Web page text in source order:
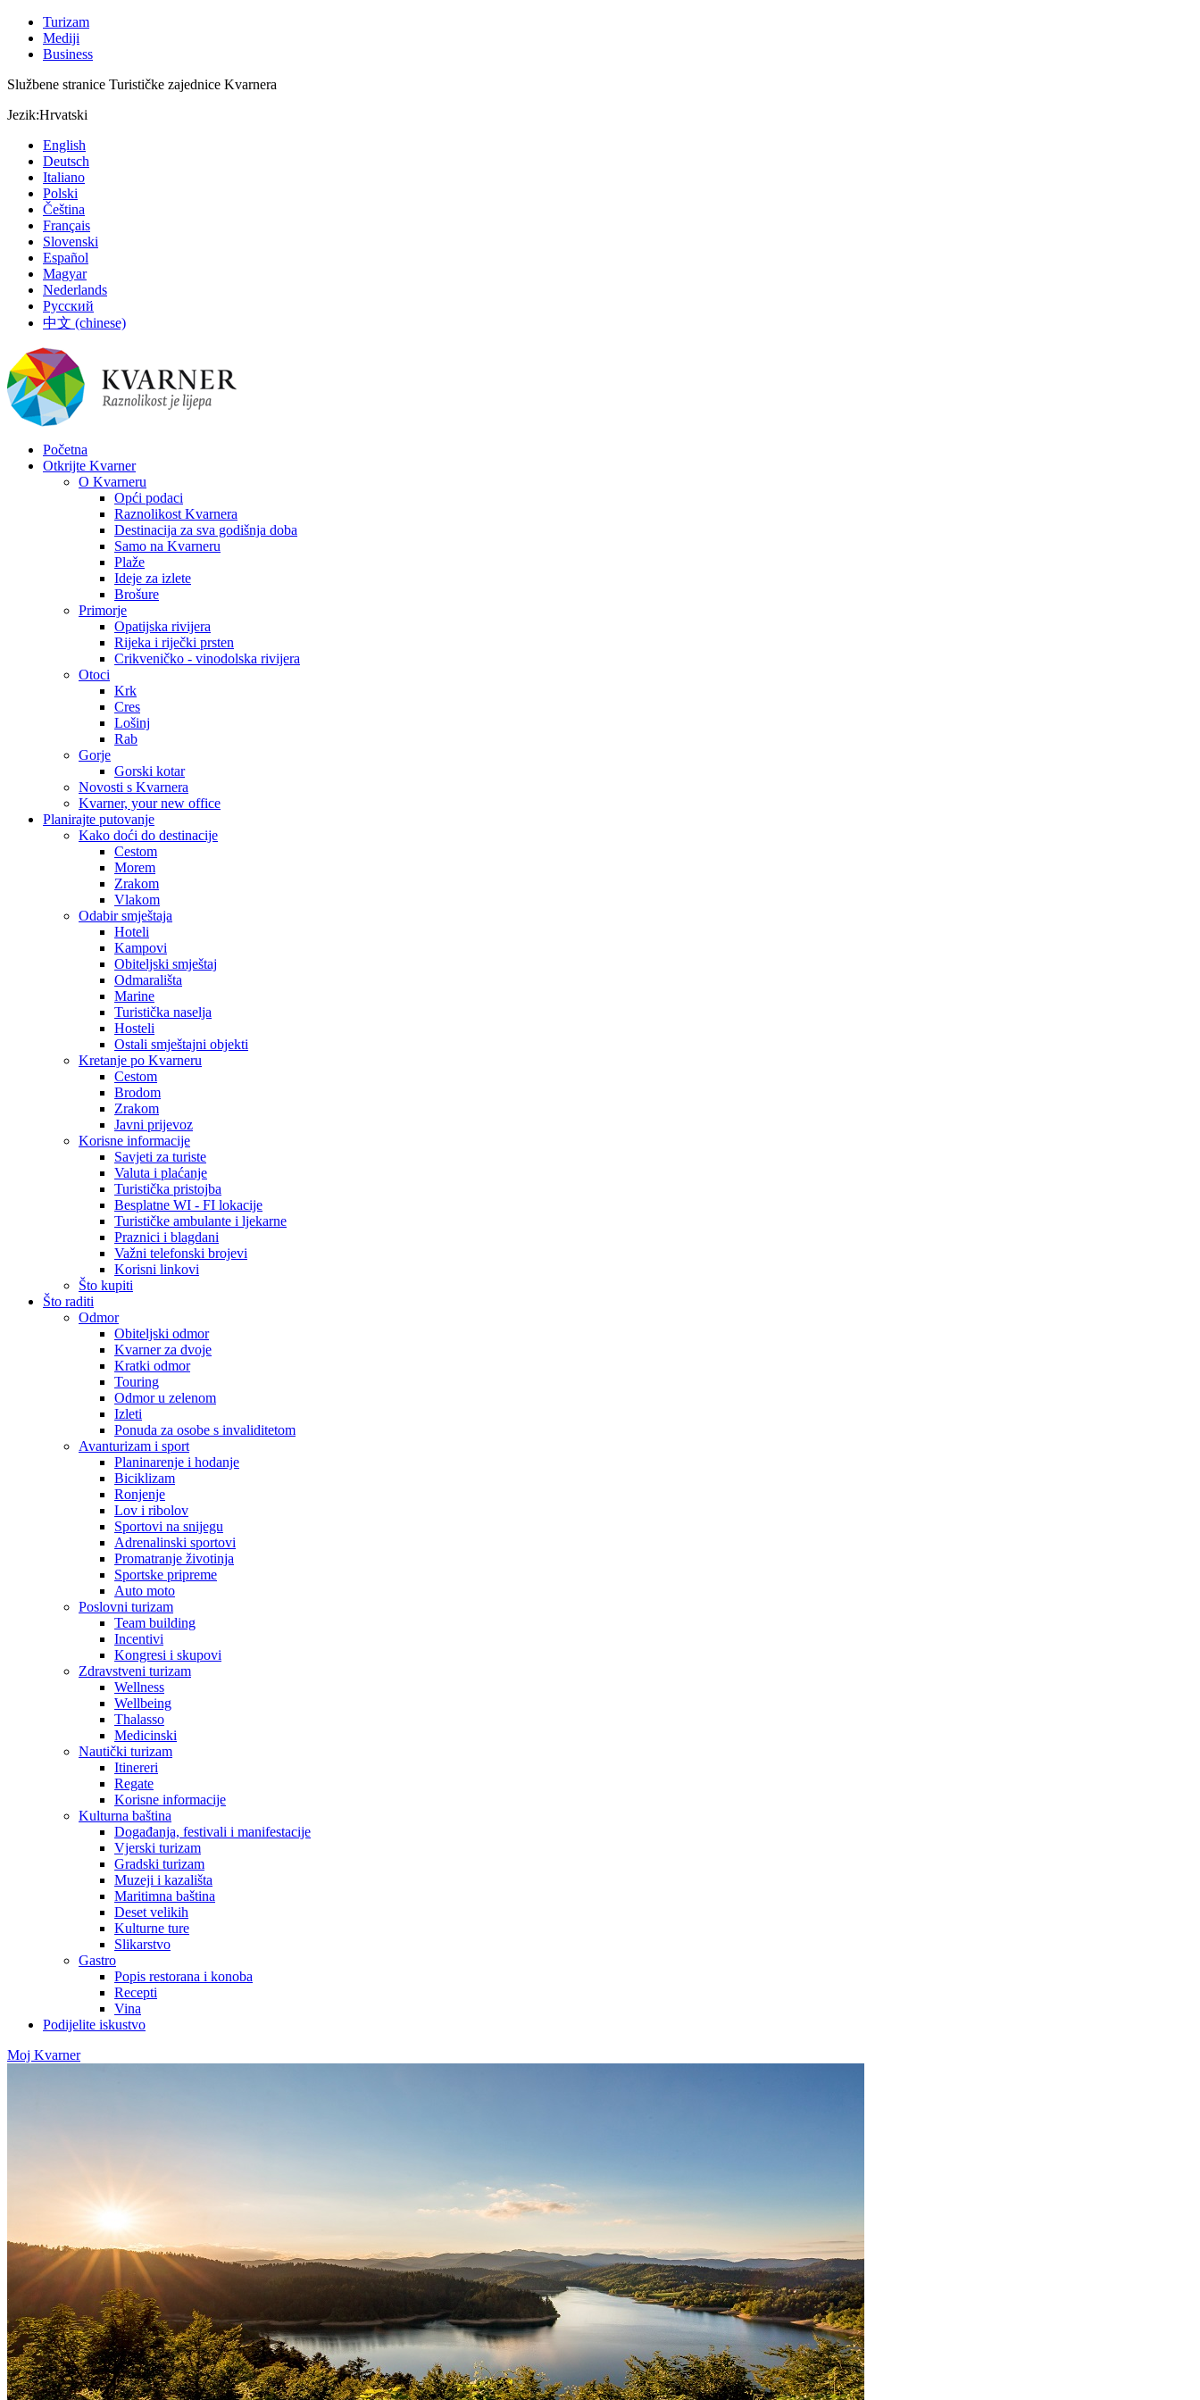
Turizam
Mediji
Business
Službene stranice Turističke zajednice Kvarnera
Jezik:Hrvatski
English
Deutsch
Italiano
Polski
Čeština
Français
Slovenski
Español
Magyar
Nederlands
Русский
中文 (chinese)
Početna
Otkrijte Kvarner
O Kvarneru
Opći podaci
Raznolikost Kvarnera
Destinacija za sva godišnja doba
Samo na Kvarneru
Plaže
Ideje za izlete
Brošure
Primorje
Opatijska rivijera
Rijeka i riječki prsten
Crikveničko - vinodolska rivijera
Otoci
Krk
Cres
Lošinj
Rab
Gorje
Gorski kotar
Novosti s Kvarnera
Kvarner, your new office
Planirajte putovanje
Kako doći do destinacije
Cestom
Morem
Zrakom
Vlakom
Odabir smještaja
Hoteli
Kampovi
Obiteljski smještaj
Odmarališta
Marine
Turistička naselja
Hosteli
Ostali smještajni objekti
Kretanje po Kvarneru
Cestom
Brodom
Zrakom
Javni prijevoz
Korisne informacije
Savjeti za turiste
Valuta i plaćanje
Turistička pristojba
Besplatne WI - FI lokacije
Turističke ambulante i ljekarne
Praznici i blagdani
Važni telefonski brojevi
Korisni linkovi
Što kupiti
Što raditi
Odmor
Obiteljski odmor
Kvarner za dvoje
Kratki odmor
Touring
Odmor u zelenom
Izleti
Ponuda za osobe s invaliditetom
Avanturizam i sport
Planinarenje i hodanje
Biciklizam
Ronjenje
Lov i ribolov
Sportovi na snijegu
Adrenalinski sportovi
Promatranje životinja
Sportske pripreme
Auto moto
Poslovni turizam
Team building
Incentivi
Kongresi i skupovi
Zdravstveni turizam
Wellness
Wellbeing
Thalasso
Medicinski
Nautički turizam
Itinereri
Regate
Korisne informacije
Kulturna baština
Događanja, festivali i manifestacije
Vjerski turizam
Gradski turizam
Muzeji i kazališta
Maritimna baština
Deset velikih
Kulturne ture
Slikarstvo
Gastro
Popis restorana i konoba
Recepti
Vina
Podijelite iskustvo
Moj Kvarner